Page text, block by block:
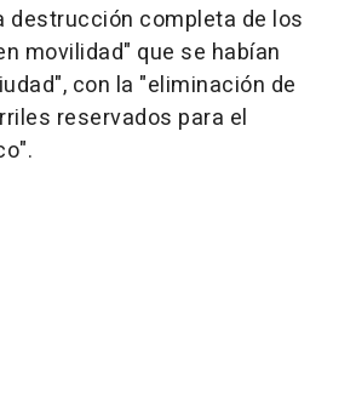
destrucción completa de los
movilidad" que se habían
con la "eliminación de
reservados para el